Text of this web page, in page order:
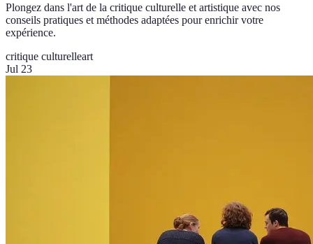
Plongez dans l'art de la critique culturelle et artistique avec nos
conseils pratiques et méthodes adaptées pour enrichir votre
expérience.
critique culturelleart
Jul 23